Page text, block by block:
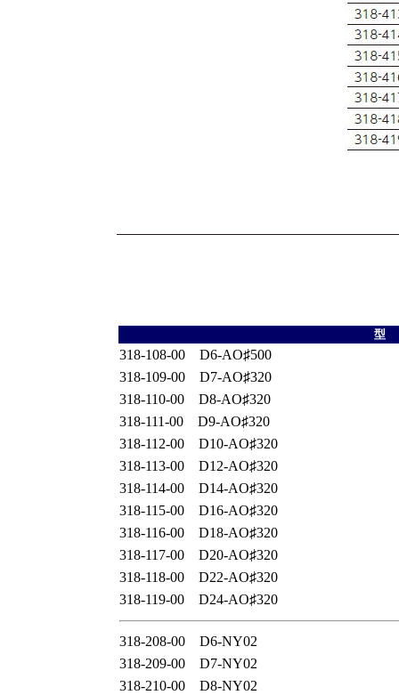
318‐108‐00 D6‐AO♯500
318‐109‐00 D7‐AO♯320
318‐110‐00 D8‐AO♯320
318‐111‐00 D9‐AO♯320
318‐112‐00 D10‐AO♯320
318‐113‐00 D12‐AO♯320
318‐114‐00 D14‐AO♯320
318‐115‐00 D16‐AO♯320
318‐116‐00 D18‐AO♯320
318‐117‐00 D20‐AO♯320
318‐118‐00 D22‐AO♯320
318‐119‐00 D24‐AO♯320
318‐208‐00 D6‐NY02
318‐209‐00 D7‐NY02
318‐210‐00 D8‐NY02